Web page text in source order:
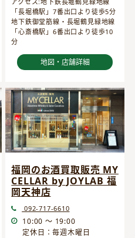
「長堀橋駅」7番出口より徒歩5分
地下鉄御堂筋線・長堀鶴見緑地線
「心斎橋駅」6番出口より徒歩10
分
地図・店舗詳細
福岡のお酒買取販売 MY
CELLAR by JOYLAB 福
岡天神店
092-717-6610
10:00 ～ 19:00
定休日：毎週木曜日